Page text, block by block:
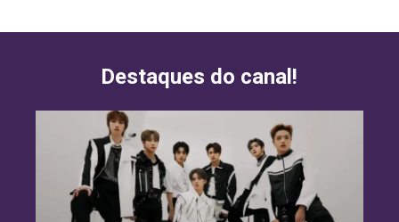
Destaques do canal!